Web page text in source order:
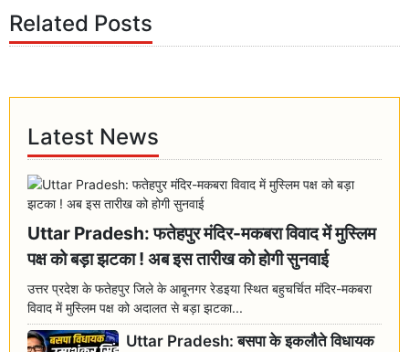
Related Posts
Latest News
Uttar Pradesh: फतेहपुर मंदिर-मकबरा विवाद में मुस्लिम
पक्ष को बड़ा झटका ! अब इस तारीख को होगी सुनवाई
उत्तर प्रदेश के फतेहपुर जिले के आबूनगर रेडइया स्थित बहुचर्चित मंदिर-मकबरा
विवाद में मुस्लिम पक्ष को अदालत से बड़ा झटका...
Uttar Pradesh: बसपा के इकलौते विधायक